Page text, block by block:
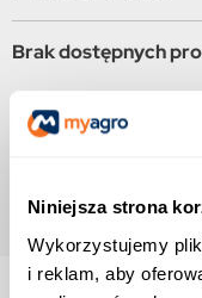
Niniejsza strona
Wykorzystujemy
i reklam, aby
Brak dostępnych
Bądźcie czujni! W tym
produktów w miarę ich